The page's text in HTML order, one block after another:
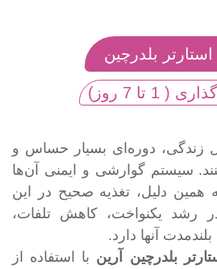
بلدرچین
تا 7 روز)
زندگی، دوره‌ای بسیار حساس و
سیستم گوارشی و ایمنی آن‌ها
همین دلیل، تغذیه صحیح در این
رشد یکنواخت، کاهش تلفات،
آنها دارد.
بلدرچین آرین با استفاده از